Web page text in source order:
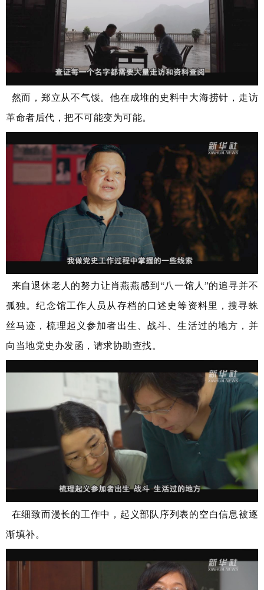
然而，郑立从不气馁。他在成堆的史料中大海捞针，走访
革命者后代，把不可能变为可能。
来自退休老人的努力让肖燕燕感到“八一馆人”的追寻并不
孤独。纪念馆工作人员从存档的口述史等资料里，搜寻蛛
丝马迹，梳理起义参加者出生、战斗、生活过的地方，并
向当地党史办发函，请求协助查找。
在细致而漫长的工作中，起义部队序列表的空白信息被逐
渐填补。